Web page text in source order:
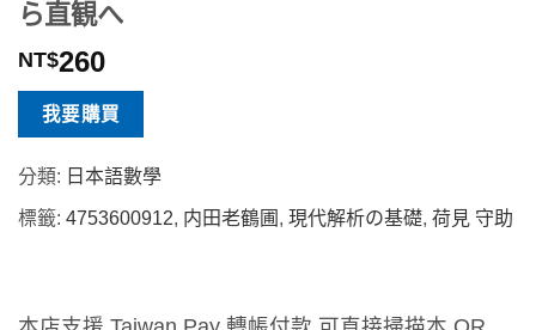
ら直観へ
NT$260
我要購買
分類: 日本語數學
標籤: 4753600912, 内田老鶴圃 , 現代解析の基礎, 荷見 守助